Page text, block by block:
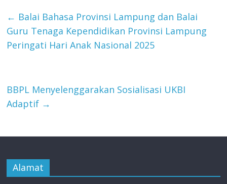
← Balai Bahasa Provinsi Lampung dan Balai
Guru Tenaga Kependidikan Provinsi Lampung
Peringati Hari Anak Nasional 2025
BBPL Menyelenggarakan Sosialisasi UKBI
Adaptif →
Alamat